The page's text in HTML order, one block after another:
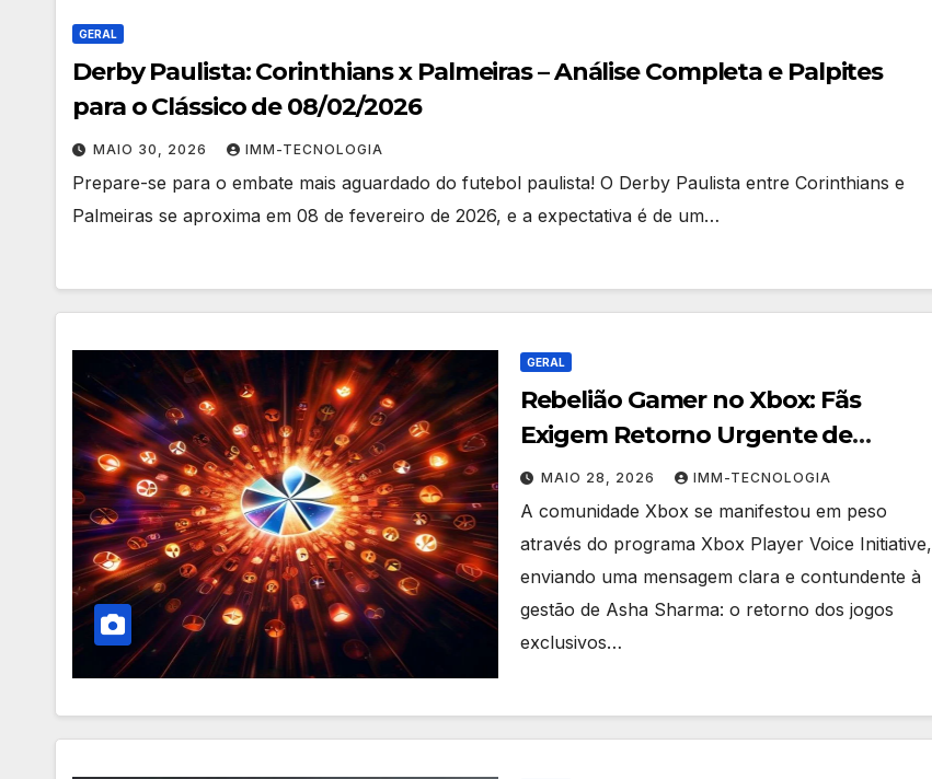
GERAL
Derby Paulista: Corinthians x Palmeiras – Análise Completa e Palpites
para o Clássico de 08/02/2026
MAIO 30, 2026 IMM-TECNOLOGIA
Prepare-se para o embate mais aguardado do futebol paulista! O Derby Paulista entre Corinthians e
Palmeiras se aproxima em 08 de fevereiro de 2026, e a expectativa é de um…
GERAL
Rebelião Gamer no Xbox: Fãs
Exigem Retorno Urgente de
Exclusivos e Pressionam Nova
Liderança
MAIO 28, 2026 IMM-TECNOLOGIA
A comunidade Xbox se manifestou em peso
através do programa Xbox Player Voice Initiative,
enviando uma mensagem clara e contundente à
gestão de Asha Sharma: o retorno dos jogos
exclusivos…